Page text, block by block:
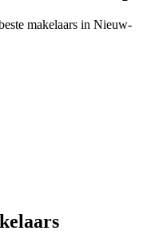
makelaars in Nieuw-